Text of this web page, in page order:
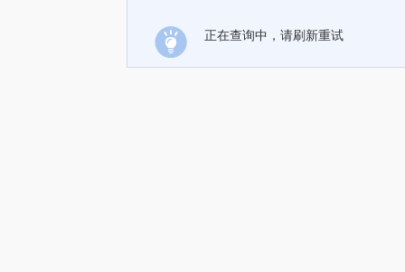
正在查询中，请刷新重试